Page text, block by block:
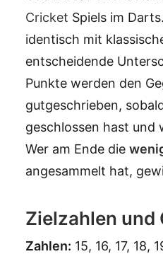
Cricket Spiels im
identisch mit
entscheidende
Punkte werden den
gutgeschrieben,
geschlossen hast
Wer am Ende die
angesammelt hat,
Zielzahlen und
Zahlen: 15, 16, 17, 18,